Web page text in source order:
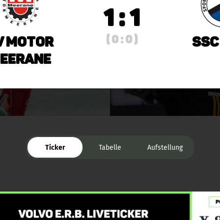
Motor
1 : 1
( 0 : 0 )
Ticker Tabelle Aufstellung